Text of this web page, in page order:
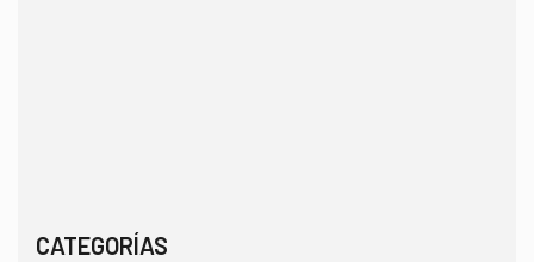
CATEGORÍAS